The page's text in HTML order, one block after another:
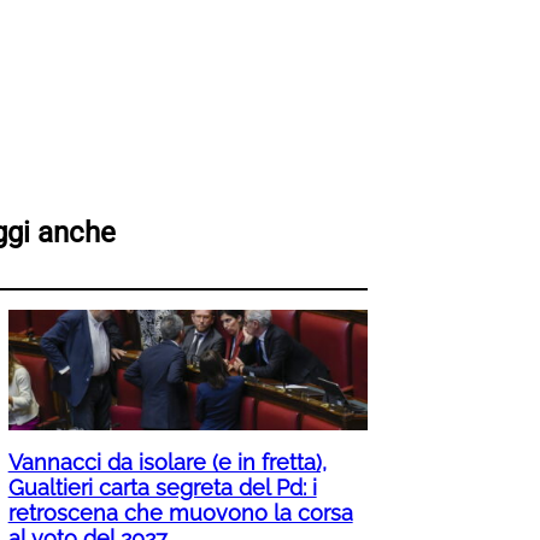
anche
Vannacci da isolare (e in fretta),
Gualtieri carta segreta del Pd: i
retroscena che muovono la corsa